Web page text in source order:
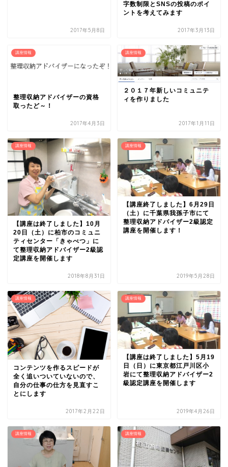
2017年5月8日
字数制限とSNSの投稿のポイ
ントを考えてみます
2017年3月13日
講座情報
整理収納アドバイザーの資格
取ったど～！
2017年4月3日
講座情報
２０１７年新しいコミュニテ
ィを作りました
2017年1月11日
講座情報
【講座は終了しました】10月
20日（土）に柏市のコミュニ
ティセンター「きゃべつ」に
て整理収納アドバイザー2級認
定講座を開催します
2018年8月31日
講座情報
【講座終了しました】6月29日
（土）に千葉県我孫子市にて
整理収納アドバイザー2級認定
講座を開催します！
2019年5月28日
講座情報
コンテンツを作るスピードが
全く追いついていないので、
自分の仕事の仕方を見直すこ
とにします
2017年2月22日
講座情報
【講座は終了しました】5月19
日（日）に東京都江戸川区小
岩にて整理収納アドバイザー2
級認定講座を開催します
2019年4月26日
講座情報 講座情報